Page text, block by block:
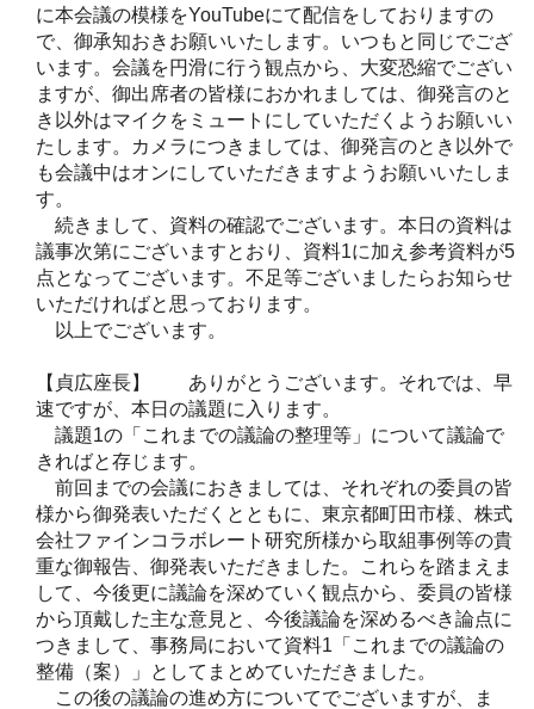
に本会議の模様をYouTubeにて配信をしておりますの
で、御承知おきお願いいたします。いつもと同じでござ
います。会議を円滑に行う観点から、大変恐縮でござい
ますが、御出席者の皆様におかれましては、御発言のと
き以外はマイクをミュートにしていただくようお願いい
たします。カメラにつきましては、御発言のとき以外で
も会議中はオンにしていただきますようお願いいたしま
す。
続きまして、資料の確認でございます。本日の資料は
議事次第にございますとおり、資料1に加え参考資料が5
点となってございます。不足等ございましたらお知らせ
いただければと思っております。
以上でございます。
【貞広座長】 ありがとうございます。それでは、早
速ですが、本日の議題に入ります。
議題1の「これまでの議論の整理等」について議論で
きればと存じます。
前回までの会議におきましては、それぞれの委員の皆
様から御発表いただくとともに、東京都町田市様、株式
会社ファインコラボレート研究所様から取組事例等の貴
重な御報告、御発表いただきました。これらを踏まえま
して、今後更に議論を深めていく観点から、委員の皆様
から頂戴した主な意見と、今後議論を深めるべき論点に
つきまして、事務局において資料1「これまでの議論の
整備（案）」としてまとめていただきました。
この後の議論の進め方についてでございますが、ま